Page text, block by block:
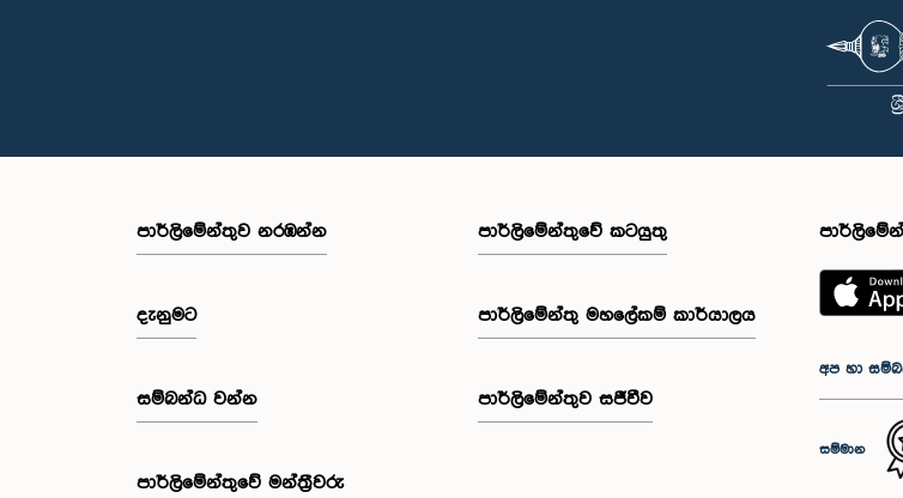
පාර්ලි‌මේන්තුව නරඹන්න
දැනුමට
සම්බන්ධ වන්න
පාර්ලි‌මේන්තුවේ මන්ත්‍රීවරු
පාර්ලිමේන්තුවේ කටයුතු
පාර්ලිමේන්තු මහලේකම් කාර්යාලය
පාර්ලිමේන්තුව සජීවීව
අප හා
සම්මාන